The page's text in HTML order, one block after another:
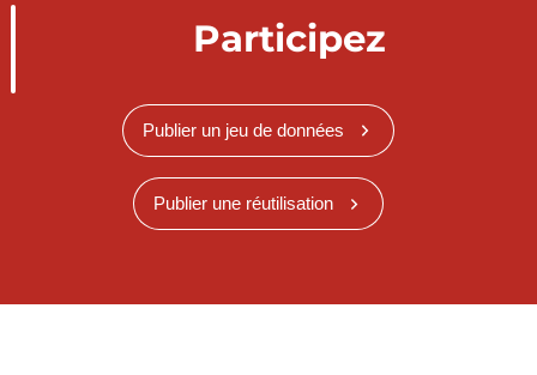
Participez
Publier un jeu de données
Publier une réutilisation